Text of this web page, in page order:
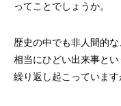
ってことでしょうか。
歴史の中でも非人間的な
相当にひどい出来事とい
繰り返し起こっています